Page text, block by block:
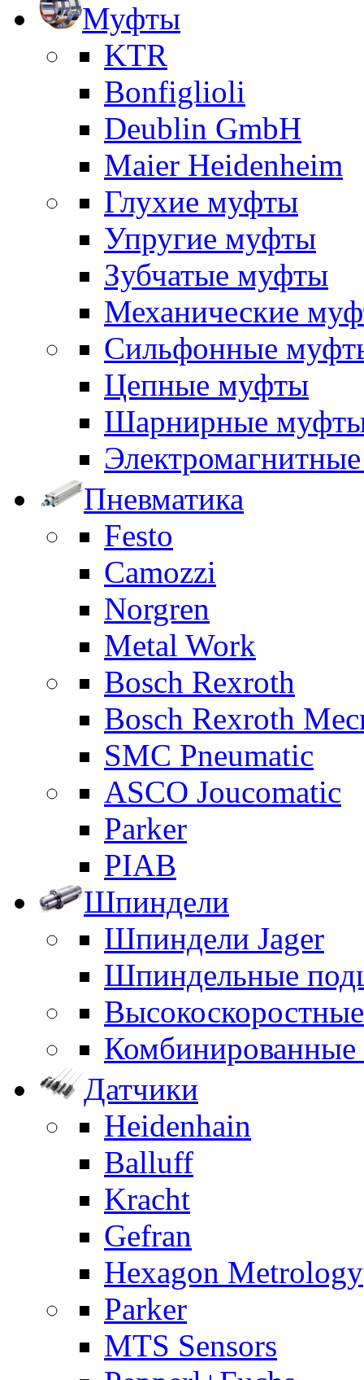
Муфты
KTR
Bonfiglioli
Deublin GmbH
Maier Heidenheim
Глухие муфты
Упругие муфты
Зубчатые муфты
Механические
Сильфонные
Цепные муфты
Шарнирные
Пневматика
Festo
Camozzi
Norgren
Metal Work
Bosch Rexroth
Bosch Rexroth
SMC Pneumatic
ASCO Joucomatic
Parker
PIAB
Шпиндели
Шпиндели Jager
Шпиндельные
Датчики
Heidenhain
Balluff
Kracht
Gefran
Hexagon Metrology
Parker
MTS Sensors